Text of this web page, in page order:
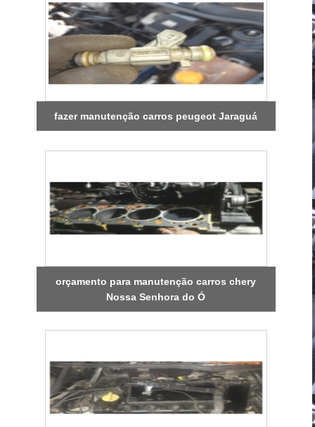
fazer manutenção carros peugeot Jaraguá
orçamento para manutenção carros chery
Nossa Senhora do Ó